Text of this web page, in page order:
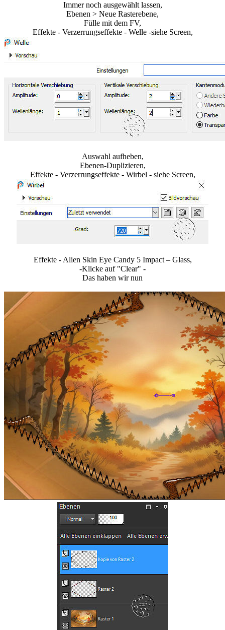
Immer noch ausgewählt lassen,
Ebenen > Neue Rasterebene,
Fülle mit dem FV,
Effekte - Verzerrungseffekte - Welle -siehe Screen,
Auswahl aufheben,
Ebenen-Duplizieren,
Effekte - Verzerrungseffekte - Wirbel - siehe Screen,
Effekte - Alien Skin Eye Candy 5 Impact – Glass,
-Klicke auf "Clear" -
Das haben wir nun